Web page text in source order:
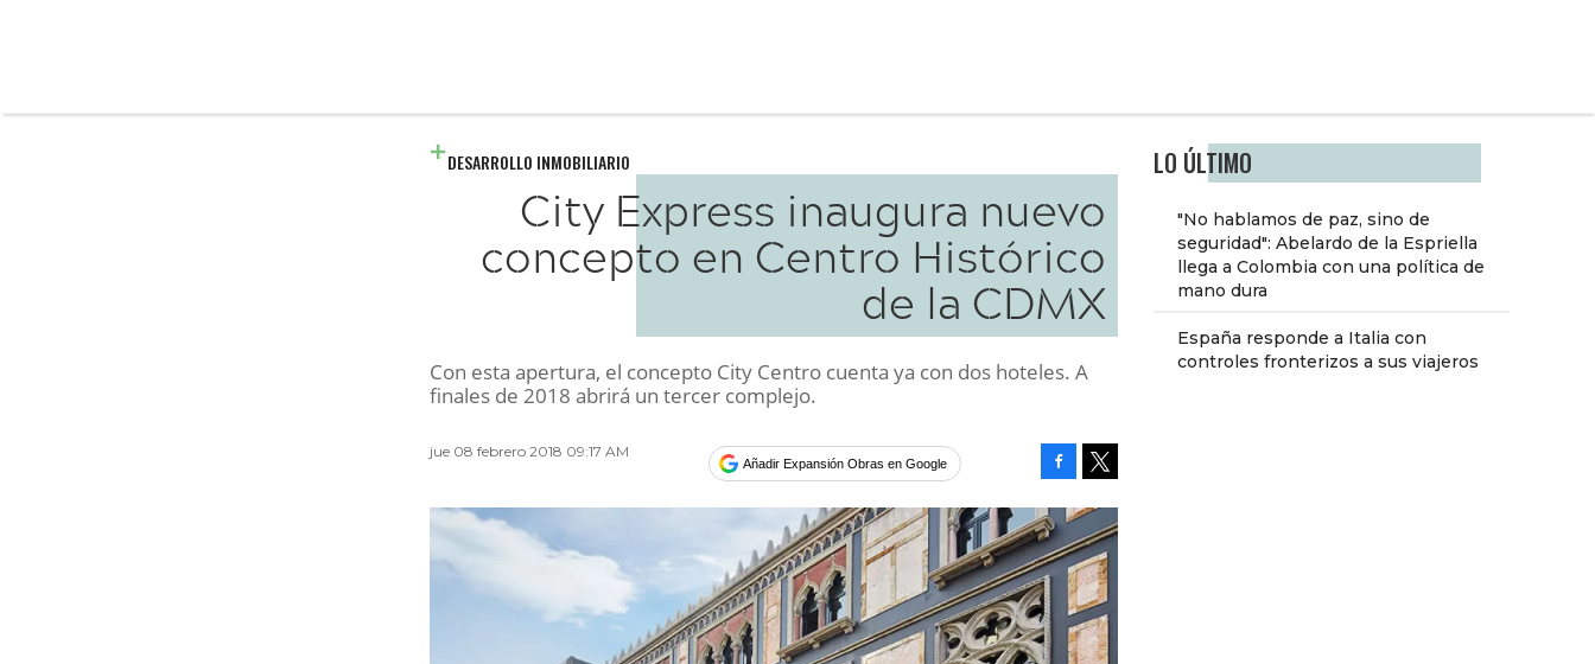
LO ÚLTIMO
"No hablamos de paz, sino de
seguridad": Abelardo de la Espriella
llega a Colombia con una política de
mano dura
España responde a Italia con
controles fronterizos a sus viajeros
DESARROLLO INMOBILIARIO
City Express inaugura nuevo
concepto en Centro Histórico
de la CDMX
Con esta apertura, el concepto City Centro cuenta ya con dos hoteles. A
finales de 2018 abrirá un tercer complejo.
jue 08 febrero 2018 09:17 AM
Añadir Expansión Obras en Google